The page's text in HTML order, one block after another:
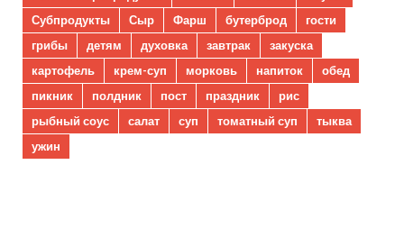
Субпродукты
Сыр Фарш бутерброд
гости
грибы
детям духовка завтрак
закуска
картофель
крем-суп морковь напиток
обед
пикник
полдник пост праздник
рис
рыбный соус
салат суп томатный суп
тыква
ужин